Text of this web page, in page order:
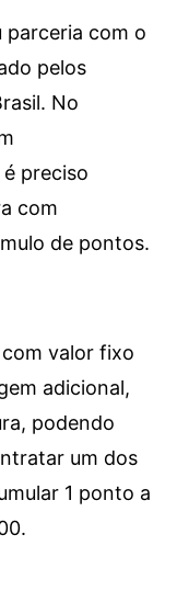
parceria com o
pelos
No
preciso
com
de pontos.
valor fixo
adicional,
podendo
um dos
1 ponto a